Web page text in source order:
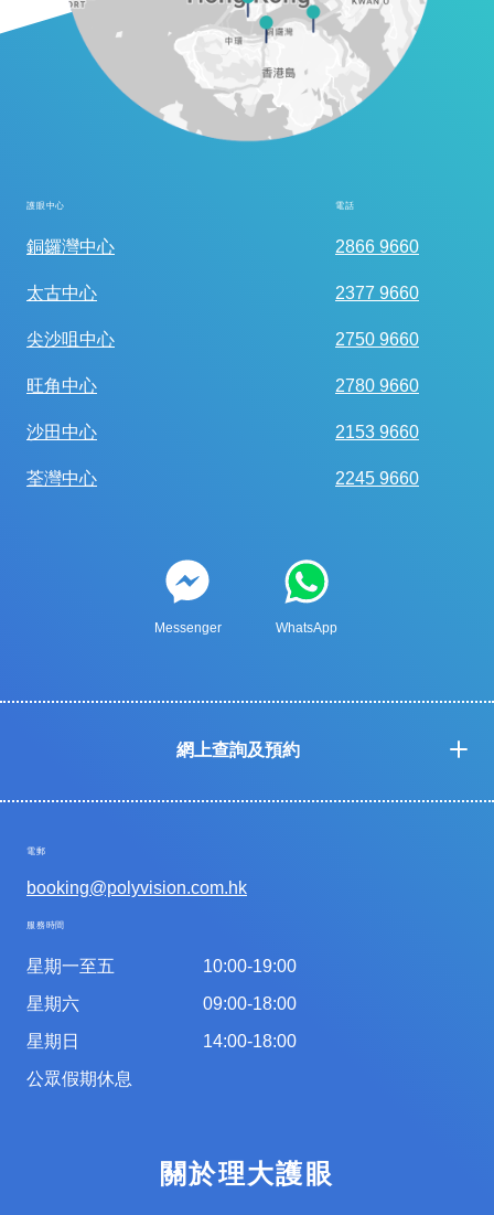
護眼中心 電話
銅鑼灣中心 2866 9660
太古中心 2377 9660
尖沙咀中心 2750 9660
旺角中心 2780 9660
沙田中心 2153 9660
荃灣中心 2245 9660
Messenger WhatsApp
網上查詢及預約
電郵
booking@polyvision.com.hk
服務時間
星期一至五
星期六
星期日
公眾假期休息
10:00-19:00
09:00-18:00
14:00-18:00
關於理大護眼